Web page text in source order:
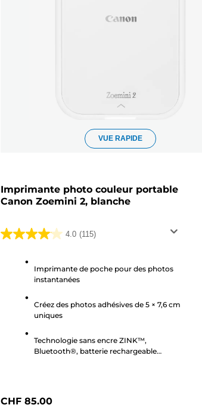
VUE RAPIDE
Imprimante photo couleur portable
Canon Zoemini 2, blanche
4.0 (115)
4.0
Imprimante de poche pour des photos
instantanées
Créez des photos adhésives de 5 × 7,6 cm
uniques
Technologie sans encre ZINK™,
Bluetooth®, batterie rechargeable
CHF 85.00